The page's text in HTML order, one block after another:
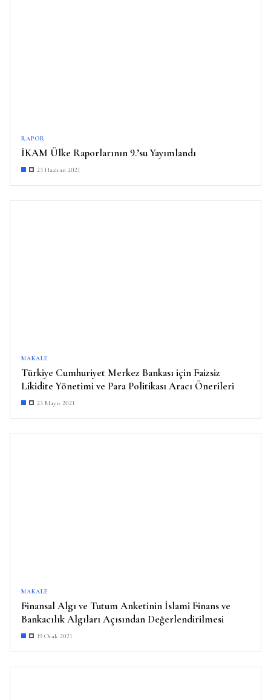
RAPOR
İKAM Ülke Raporlarının 9.’su Yayımlandı
23 Haziran 2021
MAKALE
Türkiye Cumhuriyet Merkez Bankası için Faizsiz
Likidite Yönetimi ve Para Politikası Aracı Önerileri
23 Mayıs 2021
MAKALE
Finansal Algı ve Tutum Anketinin İslami Finans ve
Bankacılık Algıları Açısından Değerlendirilmesi
19 Ocak 2021